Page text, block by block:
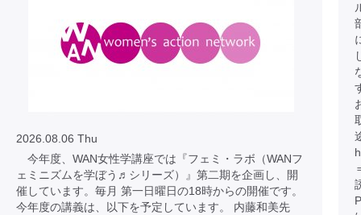
2026.08.06 Thu
今年度、WAN女性学講座では『フェミ・ラボ（WANフ
ェミニズムを学ぼう♬シリーズ）』第二期を企画し、開
催しています。毎月 第一日曜日の18時からの開催です。
今年度の講義は、以下を予定しています。 内藤和美先